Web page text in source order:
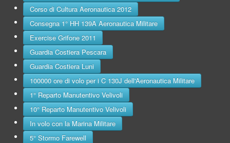
Corso di Cultura Aeronautica 2012
Consegna 1° HH 139A Aeronautica Militare
Exercise Grifone 2011
Guardia Costiera Pescara
Guardia Costiera Luni
100000 ore di volo per i C 130J dell'Aeronautica Militare
1° Reparto Manutentivo Velivoli
10° Reparto Manutentivo Velivoli
In volo con la Marina Militare
5° Stormo Farewell